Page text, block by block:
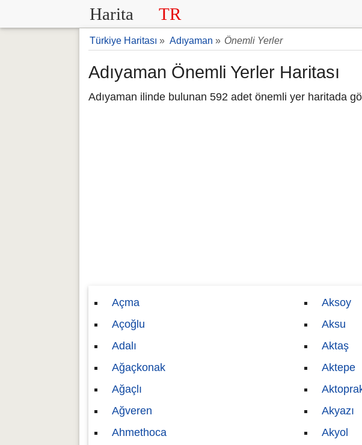
Harita TR
Türkiye Haritası » Adıyaman » Önemli Yerler
Adıyaman Önemli Yerler Haritası
Adıyaman ilinde bulunan 592 adet önemli yer haritada
Açma
Açoğlu
Adalı
Ağaçkonak
Ağaçlı
Ağveren
Ahmethoca
Aksoy
Aksu
Aktaş
Aktepe
Akyazı
Akyol